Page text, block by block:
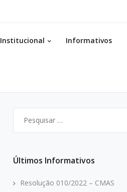
Institucional Informativos
por:
Últimos Informativos
Resolução 010/2022 – CMAS